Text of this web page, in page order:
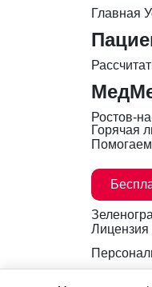
Главная
Ростов-
Горячая
Лицензия